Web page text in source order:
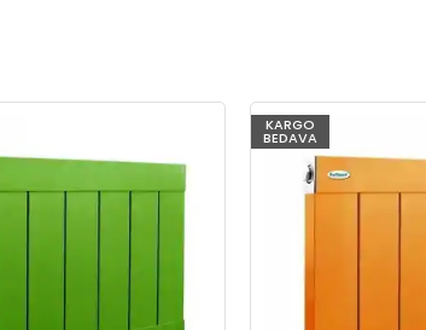
KARGO
BEDAVA